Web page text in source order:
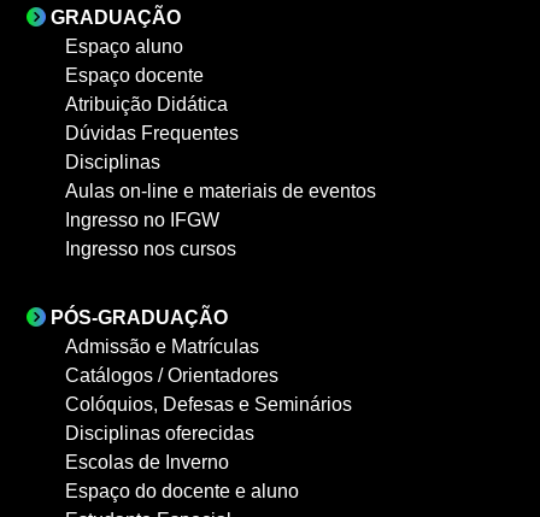
GRADUAÇÃO
Espaço aluno
Espaço docente
Atribuição Didática
Dúvidas Frequentes
Disciplinas
Aulas on-line e materiais de eventos
Ingresso no IFGW
Ingresso nos cursos
PÓS-GRADUAÇÃO
Admissão e Matrículas
Catálogos / Orientadores
Colóquios, Defesas e Seminários
Disciplinas oferecidas
Escolas de Inverno
Espaço do docente e aluno